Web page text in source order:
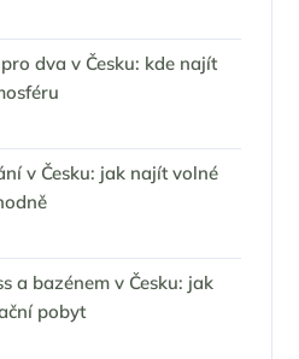
dva v Česku: kde najít
v Česku: jak najít volné
a bazénem v Česku: jak
pobyt